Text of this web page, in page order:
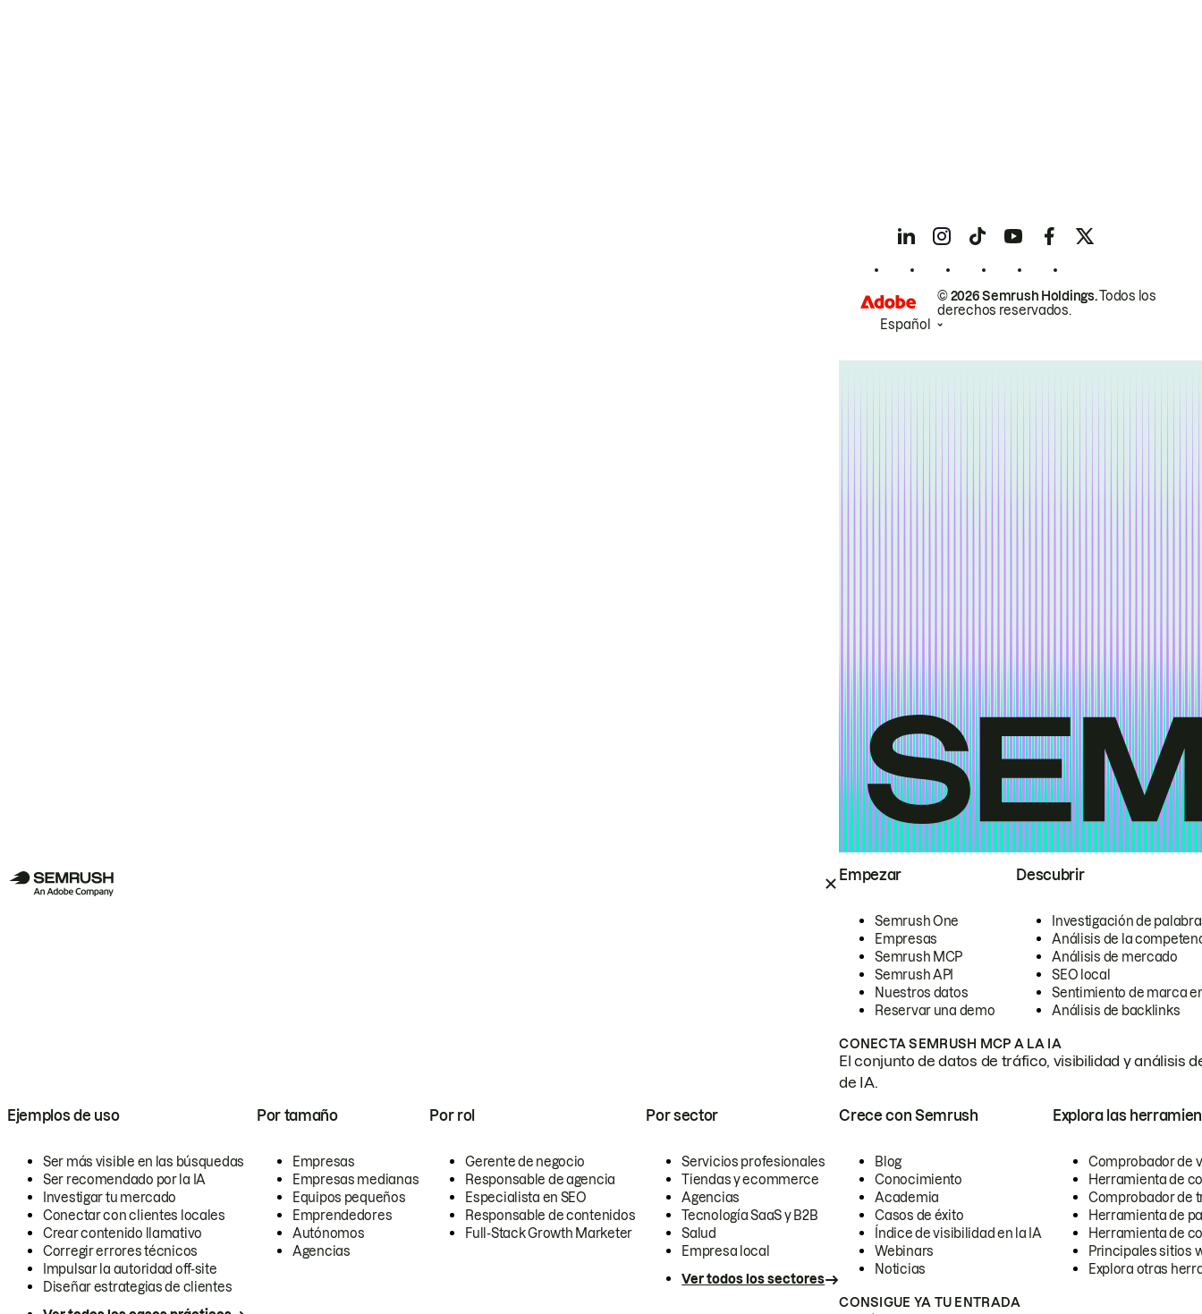
Empezar
Semrush One
Empresas
Semrush MCP
Semrush API
Nuestros datos
Reservar una demo
Descubrir
Investigación de
Análisis de la
Análisis de mercado
SEO local
Sentimiento de marca
Análisis de backlinks
CONECTA SEMRUSH MCP A LA IA
El conjunto de datos de tráfico, visibilidad y análisis
de IA.
Ejemplos de uso
Ser más visible en las búsquedas
Ser recomendado por la IA
Investigar tu mercado
Conectar con clientes locales
Crear contenido llamativo
Corregir errores técnicos
Impulsar la autoridad off-site
Diseñar estrategias de clientes
Por tamaño
Empresas
Empresas medianas
Equipos pequeños
Emprendedores
Autónomos
Agencias
Por rol
Gerente de negocio
Responsable de agencia
Especialista en SEO
Responsable de contenidos
Full-Stack Growth Marketer
Por sector
Servicios profesionales
Tiendas y ecommerce
Agencias
Tecnología SaaS y B2B
Salud
Empresa local
Ver todos los sectores
Crece con Semrush
Blog
Conocimiento
Academia
Casos de éxito
Índice de visibilidad en la IA
Webinars
Noticias
Explora las
Comprobador de
Herramienta de
Comprobador de
Herramienta de
Herramienta de
Principales sitios
Explora otras
CONSIGUE YA TU ENTRADA
© 2026 Semrush Holdings.Todos los
derechos reservados.
Español